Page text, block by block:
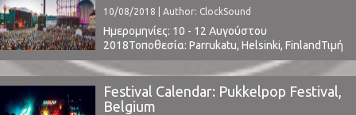
Bunnymen, more t.b.a.thisisnotalovesong.fr ⁪
10/08/2018 | Author: ClockSound
Ημερομηνίες: 10 - 12 Αυγούστου
2018Τοποθεσία: Parrukatu, Helsinki, FinlandΤιμή
Εισιτηρίου: € 169 (buy here)Χωρητικότητα:
12.500Το Line Up περιλαμβάνει:
t.b.awww.flowfestival.com ⁪ ⁪
Festival Calendar: Pukkelpop Festival,
Belgium